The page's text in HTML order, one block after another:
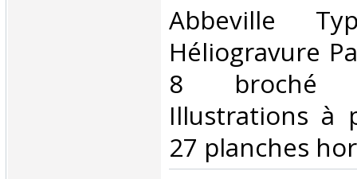
‎Abbeville
Héliogravure
8 broché
Illustrations à
27 planches